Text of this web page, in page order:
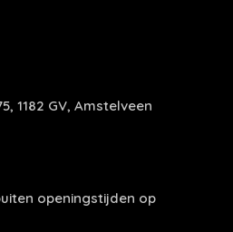
1182 GV, Amstelveen
openingstijden op